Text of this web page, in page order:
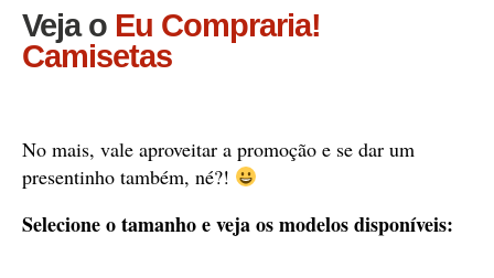
Veja o Eu Compraria!
Camisetas
No mais, vale aproveitar a promoção e se dar um
presentinho também, né?!
Selecione o tamanho e veja os modelos disponíveis: